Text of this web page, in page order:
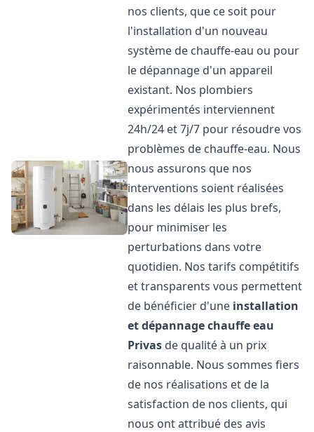
nos clients, que ce soit pour
l'installation d'un nouveau
système de chauffe-eau ou pour
le dépannage d'un appareil
existant. Nos plombiers
expérimentés interviennent
24h/24 et 7j/7 pour résoudre vos
problèmes de chauffe-eau. Nous
nous assurons que nos
interventions soient réalisées
dans les délais les plus brefs,
pour minimiser les
perturbations dans votre
quotidien. Nos tarifs compétitifs
et transparents vous permettent
de bénéficier d'une installation
et dépannage chauffe eau
Privas de qualité à un prix
raisonnable. Nous sommes fiers
de nos réalisations et de la
satisfaction de nos clients, qui
nous ont attribué des avis